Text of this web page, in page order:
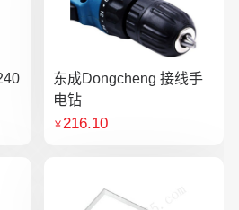
东成Dongcheng 接线手
电钻
￥216.10